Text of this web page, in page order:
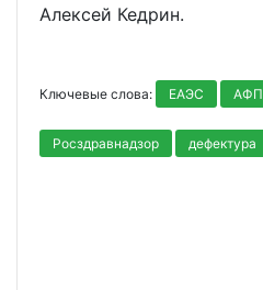
Алексей Кедрин.
Ключевые слова: ЕАЭС АФП
Росздравнадзор дефектура